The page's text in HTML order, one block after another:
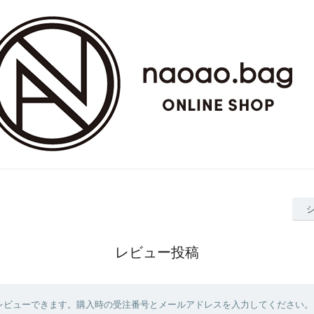
レビュー投稿
ューできます。購入時の受注番号とメールアドレスを入力してください。